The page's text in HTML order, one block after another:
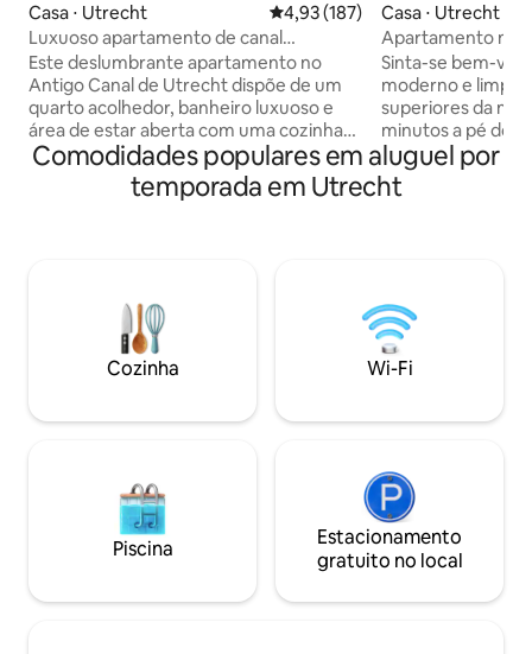
Casa ⋅ Utrecht 4,93 de uma avaliação média de
4,93 (187)
Luxuoso apartamento de canal
renovado em uma localização
Este deslumbrante apartamento no
Antigo Canal de Utrecht dispõe de um
quarto acolhedor, banheiro luxuoso e
área de estar aberta com uma cozinha
totalmente equipada. Desfrute de vistas
deslumbrantes do canal em um cenário
histórico único — perfeito para casais.
proximidades; estacionamento gratuito
a 26 minutos a pé. Dúvidas? Envie uma
mensagem! Dica: adicione este anúncio
à sua lista de favoritos clicando em ❤ no
Casa ⋅ Utrecht
Apartamento
(estacionamento
condicionado)
Sinta-se bem-
moderno e limpo
superiores da
minutos a pé do
está a 5 minutos
e tenho certeza
Utrecht tanto
precisará. Mas,
baixo e
frente e o
estadia, por isso
Comodidades populares em aluguel por
temporada em Utrecht
Cozinha Wi-Fi
Piscina
Estacionamento
gratuito no local